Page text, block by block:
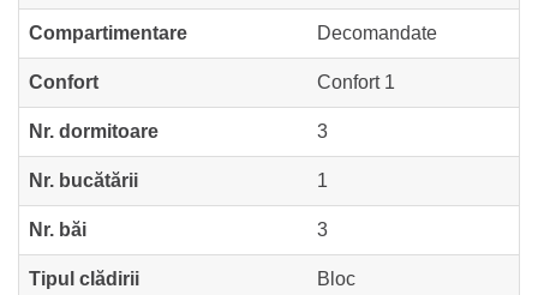
Compartimentare Decomandate
Confort Confort 1
Nr. dormitoare 3
Nr. bucătării 1
Nr. băi 3
Tipul clădirii Bloc